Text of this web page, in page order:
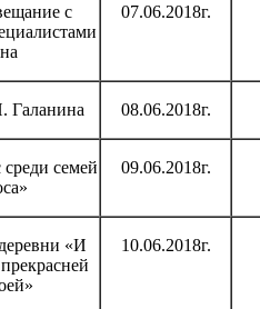
с
07.06.2018г.
Галанина 08.06.2018г.
семей
09.06.2018г.
«И
10.06.2018г.